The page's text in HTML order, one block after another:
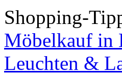
Shopping-
Möbelkauf in
Leuchten &